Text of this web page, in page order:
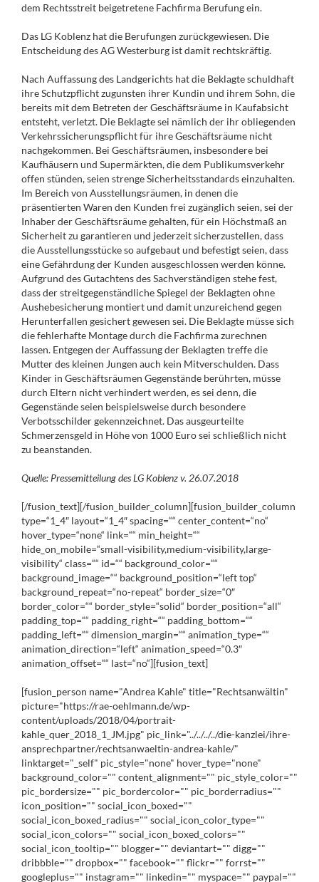
dem Rechtsstreit beigetretene Fachfirma Berufung ein.
Das LG Koblenz hat die Berufungen zurückgewiesen. Die
Entscheidung des AG Westerburg ist damit rechtskräftig.
Nach Auffassung des Landgerichts hat die Beklagte schuldhaft
ihre Schutzpflicht zugunsten ihrer Kundin und ihrem Sohn, die
bereits mit dem Betreten der Geschäftsräume in Kaufabsicht
entsteht, verletzt. Die Beklagte sei nämlich der ihr obliegenden
Verkehrssicherungspflicht für ihre Geschäftsräume nicht
nachgekommen. Bei Geschäftsräumen, insbesondere bei
Kaufhäusern und Supermärkten, die dem Publikumsverkehr
offen stünden, seien strenge Sicherheitsstandards einzuhalten.
Im Bereich von Ausstellungsräumen, in denen die
präsentierten Waren den Kunden frei zugänglich seien, sei der
Inhaber der Geschäftsräume gehalten, für ein Höchstmaß an
Sicherheit zu garantieren und jederzeit sicherzustellen, dass
die Ausstellungsstücke so aufgebaut und befestigt seien, dass
eine Gefährdung der Kunden ausgeschlossen werden könne.
Aufgrund des Gutachtens des Sachverständigen stehe fest,
dass der streitgegenständliche Spiegel der Beklagten ohne
Aushebesicherung montiert und damit unzureichend gegen
Herunterfallen gesichert gewesen sei. Die Beklagte müsse sich
die fehlerhafte Montage durch die Fachfirma zurechnen
lassen. Entgegen der Auffassung der Beklagten treffe die
Mutter des kleinen Jungen auch kein Mitverschulden. Dass
Kinder in Geschäftsräumen Gegenstände berührten, müsse
durch Eltern nicht verhindert werden, es sei denn, die
Gegenstände seien beispielsweise durch besondere
Verbotsschilder gekennzeichnet. Das ausgeurteilte
Schmerzensgeld in Höhe von 1000 Euro sei schließlich nicht
zu beanstanden.
Quelle: Pressemitteilung des LG Koblenz v. 26.07.2018
[/fusion_text][/fusion_builder_column][fusion_builder_column
type=“1_4″ layout=“1_4″ spacing=““ center_content=“no“
hover_type=“none“ link=““ min_height=““
hide_on_mobile=“small-visibility,medium-visibility,large-
visibility“ class=““ id=““ background_color=““
background_image=““ background_position=“left top“
background_repeat=“no-repeat“ border_size=“0″
border_color=““ border_style=“solid“ border_position=“all“
padding_top=““ padding_right=““ padding_bottom=““
padding_left=““ dimension_margin=““ animation_type=““
animation_direction=“left“ animation_speed=“0.3″
animation_offset=““ last=“no“][fusion_text]
[fusion_person name="Andrea Kahle" title="Rechtsanwältin"
picture="https://rae-oehlmann.de/wp-
content/uploads/2018/04/portrait-
kahle_quer_2018_1_JM.jpg" pic_link="../../../../die-kanzlei/ihre-
ansprechpartner/rechtsanwaeltin-andrea-kahle/"
linktarget="_self" pic_style="none" hover_type="none"
background_color="" content_alignment="" pic_style_color=""
pic_bordersize="" pic_bordercolor="" pic_borderradius=""
icon_position="" social_icon_boxed=""
social_icon_boxed_radius="" social_icon_color_type=""
social_icon_colors="" social_icon_boxed_colors=""
social_icon_tooltip="" blogger="" deviantart="" digg=""
dribbble="" dropbox="" facebook="" flickr="" forrst=""
googleplus="" instagram="" linkedin="" myspace="" paypal=""